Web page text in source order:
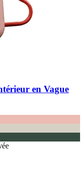
en Vague